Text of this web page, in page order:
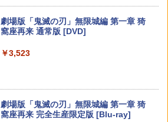
任天堂純正品 Nintendo Switch タッチ
ペン Switch Switch2 スイッチ スイッチ
ndo ニンテンドースイッチ ニンテンド
￥1,780
ダー 左側 左右兼用 ゲームパッド PS4 P
S5 コントローラースタンド ゲームパッ
ド 収納[コックピット レースゲーム]
【中古】おどるメイドインワリオ - Wii
日】2026/7/29【Blu-rayDisc】
版》 (初回限定) 【Blu-ray】
スプラトゥーン レイダース -Switch2
Nintendo Switch 2(日本語・国内専用)
Beast of Reincarnation -PS5 【特典】
プロダクトコード 封入
￥7,286
【純正品】ディスクドライブ(CFI-ZDD1
J) PlayStation 5
Xbox プリペイドカード 3,000円 デジタ
ルコード 【旧 Xbox ギフトカード】 [オ
Xbox プリペイドカード 1,000円 デジタ
ルコード 【旧 Xbox ギフトカード】 [オ
劇場版「鬼滅の刃」無限城編 第一章 猗
窩座再来 通常版 [DVD]
￥3,523
劇場版「鬼滅の刃」無限城編 第一章 猗
窩座再来 完全生産限定版 [Blu-ray]